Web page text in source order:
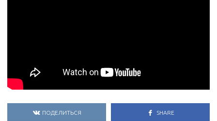
ПОДЕЛИТЬСЯ SHARE